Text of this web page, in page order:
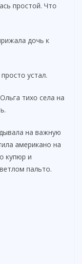
простой. Что
дочь к
устал.
тихо села на
на важную
американо на
купюр и
пальто.